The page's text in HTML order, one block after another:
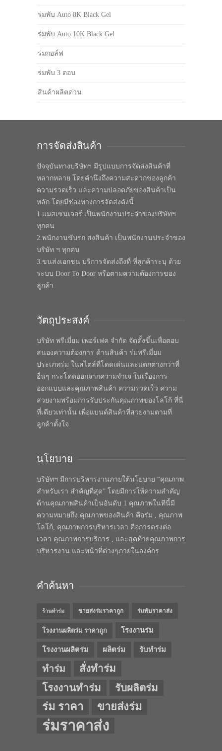
ร่มพับ Auto 8K Black Gel
ร่มพับ Auto 10K Black Gel
ร่มกอล์ฟ
ร่มพับ 3 ตอน
สินค้าผลิตด่วน
การจัดส่งสินค้า
ปัจจุบันทางบริษัทฯ มีรูปแบบการจัดส่งสินค้าที่
หลากหลาย โดยคำนึงถึงความสะดวกของลูกค้า
ความรวดเร็ว และความปลอดภัยของสินค้าเป็น
หลัก โดยมีช่องทางการจัดส่งดังนี้
1.แมสเซนเจอร์ เป็นพนักงานประจำของบริษัทฯ
ทุกคน
2.พนักงานขับรถ ส่งสินค้า เป็นพนักงานประจำของ
บริษัท ฯ ทุกคน
3.ขนส่งเอกชน บริการจัดส่งถึงที่ ที่ลูกค้าระบุ ด้วย
ระบบ Door To Door หรือตามความต้องการของ
ลูกค้า
วัตถุประสงค์
บริษัท พรีเมี่ยม เพอร์เฟค จำกัด จัดตั้งขึ้นเพื่อตอบ
สนองความต้องการ ด้านสินค้า ร่มพรีเมี่ยม
ประเภทร่ม ในสไตล์ที่โดดเด่นและแตกต่างกว่าที่
อื่นๆ กระโดดออกจากความจำเจ ในเรื่องการ
ออกแบบและคุณภาพสินค้า ความรวดเร็ว ความ
สวยงามพร้อมการรับประกันคุณภาพของโลโก้ ที่นี่
ที่เดียวเท่านั้น เพื่อแบนด์สินค้าที่สวยงามตามที่
ลูกค้าตั้งใจ
นโยบาย
บริษัทฯ มีการบริหารงานภายใต้นโยบาย “คุณภาพ
สำหรับเรา สำคัญที่สุด” โดยมีการให้ความสำคัญ
ด้านคุณภาพสินค้าเป็นอันดับ 1 คุณภาพในทีนี้มี
ความหมายถึง คุณภาพของสินค้า คือร่ม , คุณภาพ
โลโก้, คุณภาพการบริหารเวลา คือการตรงต่อ
เวลา คุณภาพการบริการ , และสุดท้ายคุณภาพการ
บริหารงาน และหน้าที่ต่างๆภายในองค์กร
คำค้นหา
ร้านทำร่ม ขายส่งร่มราคาถูก ร่มพับราคาส่ง
โรงงานผลิตร่ม ราคาถูก โรงงานร่ม
โรงงานผลิตร่ม ผลิตร่ม รับทำร่ม
ทำร่ม
สั่งทำร่ม
โรงงานทำร่ม
รับผลิตร่ม
ร่ม ราคา ขายส่งร่ม
ร่มราคาส่ง